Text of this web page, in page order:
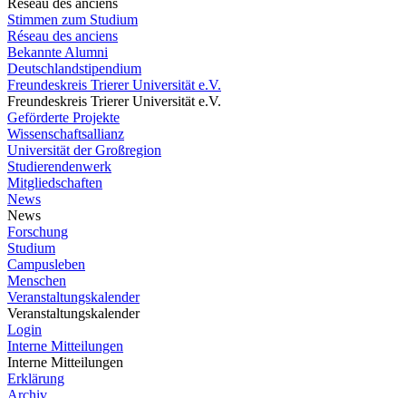
Réseau des anciens
Stimmen zum Studium
Réseau des anciens
Bekannte Alumni
Deutschlandstipendium
Freundeskreis Trierer Universität e.V.
Freundeskreis Trierer Universität e.V.
Geförderte Projekte
Wissenschaftsallianz
Universität der Großregion
Studierendenwerk
Mitgliedschaften
News
News
Forschung
Studium
Campusleben
Menschen
Veranstaltungskalender
Veranstaltungskalender
Login
Interne Mitteilungen
Interne Mitteilungen
Erklärung
Archiv